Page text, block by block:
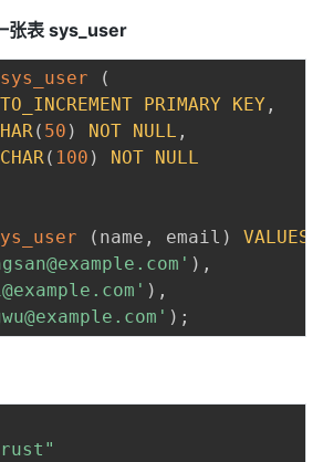
张表 sys_user
sys_user
(
PRIMARY KEY ,
( 50 ) NOT NULL ,
( 100 ) NOT
NULL
( name , email )
VALUES
) ,
) ,
) ;